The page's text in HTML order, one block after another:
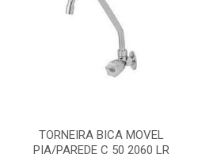
TORNEIRA BICA MOVEL
PIA/PAREDE C 50 2060 LR